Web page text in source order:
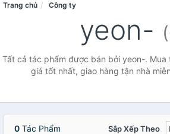
Trang chủ Công ty
yeon-
Tất cả tác phẩm được bán bởi yeon-. Mua
giá tốt nhất, giao hàng tận nhà
0 Tác Phẩm Sắp Xếp Theo